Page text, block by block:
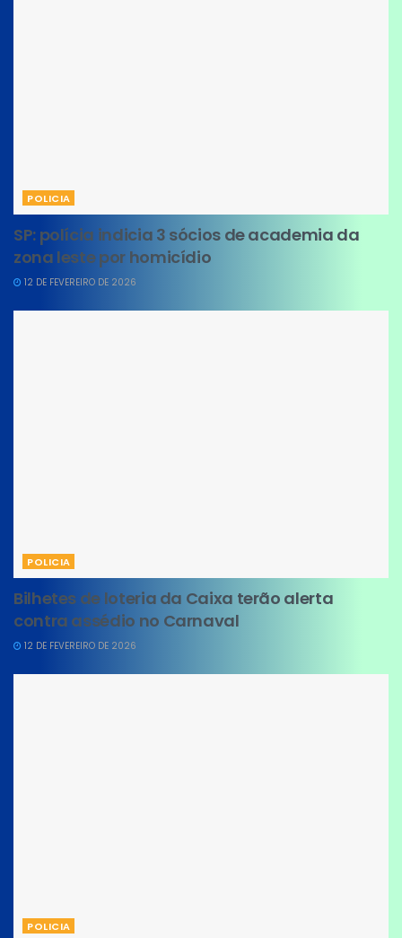
POLICIA
SP: polícia indicia 3 sócios de academia da
zona leste por homicídio
12 DE FEVEREIRO DE 2026
POLICIA
Bilhetes de loteria da Caixa terão alerta
contra assédio no Carnaval
12 DE FEVEREIRO DE 2026
POLICIA